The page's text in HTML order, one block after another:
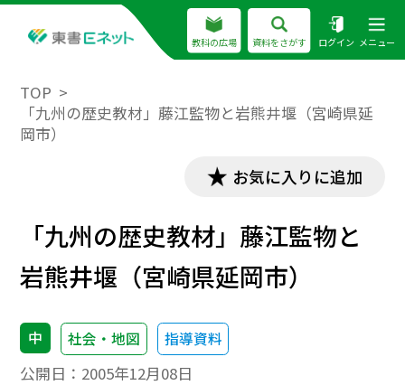
教科の広場 資料をさがす ログイン メニュー
TOP
「九州の歴史教材」藤江監物と岩熊井堰（宮崎県延
岡市）
お気に入りに追加
「九州の歴史教材」藤江監物と
岩熊井堰（宮崎県延岡市）
中 社会・地図 指導資料
公開日： 2005年12月08日